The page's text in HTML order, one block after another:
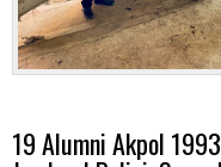
19 Alumni Akpol